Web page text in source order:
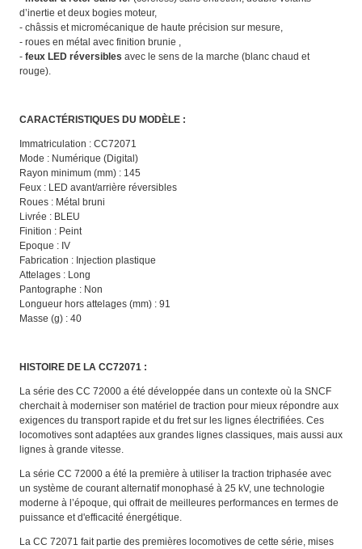
d’inertie et deux bogies moteur,
- châssis et micromécanique de haute précision sur mesure,
- roues en métal avec finition brunie ,
- feux LED réversibles avec le sens de la marche (blanc chaud et
rouge).
CARACTÉRISTIQUES DU MODÈLE :
Immatriculation : CC72071
Mode : Numérique (Digital)
Rayon minimum (mm) : 145
Feux : LED avant/arrière réversibles
Roues : Métal bruni
Livrée : BLEU
Finition : Peint
Epoque : IV
Fabrication : Injection plastique
Attelages : Long
Pantographe : Non
Longueur hors attelages (mm) : 91
Masse (g) : 40
HISTOIRE DE LA CC72071 :
La série des CC 72000 a été développée dans un contexte où la SNCF
cherchait à moderniser son matériel de traction pour mieux répondre aux
exigences du transport rapide et du fret sur les lignes électrifiées. Ces
locomotives sont adaptées aux grandes lignes classiques, mais aussi aux
lignes à grande vitesse.
La série CC 72000 a été la première à utiliser la traction triphasée avec
un système de courant alternatif monophasé à 25 kV, une technologie
moderne à l’époque, qui offrait de meilleures performances en termes de
puissance et d'efficacité énergétique.
La CC 72071 fait partie des premières locomotives de cette série, mises